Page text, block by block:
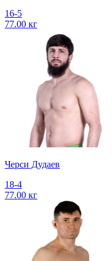
16-5
77.00 кг
Черси Дудаев
18-4
77.00 кг